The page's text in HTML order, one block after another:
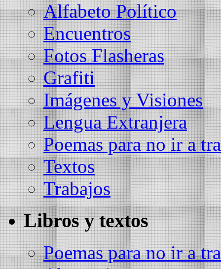
Alfabeto Político
Encuentros
Fotos Flasheras
Grafiti
Imágenes y Visiones
Lengua Extranjera
Poemas para no ir a
Textos
Trabajos
Libros y textos
Poemas para no ir a